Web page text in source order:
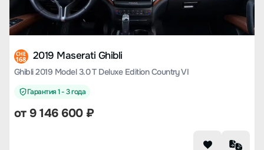
CHE
168 2019 Maserati Ghibli
Ghibli 2019 Model 3.0 T Deluxe Edition Country VI
Гарантия 1 - 3 года
от9 146 600₽